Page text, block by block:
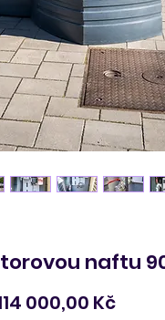
naftu
000,00 KčCena